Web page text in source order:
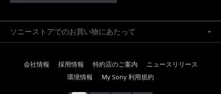
ソニーストアでのお買い物にあたって
会社情報 採用情報 特約店のご案内
ニュースリリース
環境情報
My Sony 利用規約